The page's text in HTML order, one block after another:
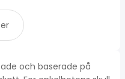
och baserade på